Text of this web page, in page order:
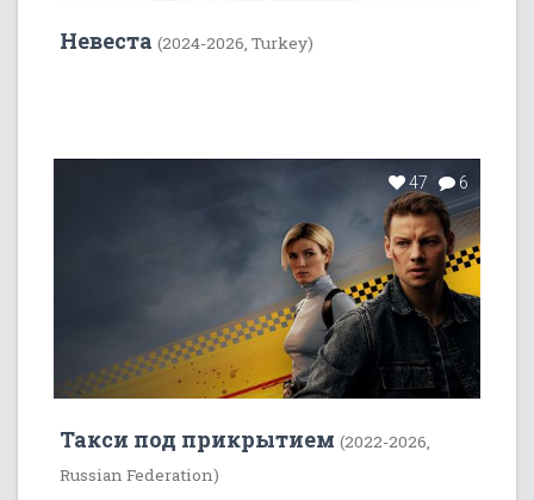
Невеста (2024-2026, Turkey)
47 6
Такси под прикрытием (2022-2026,
Russian Federation)